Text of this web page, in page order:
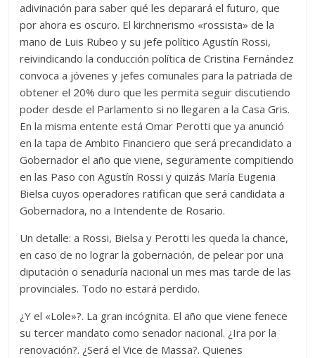
adivinación para saber qué les deparará el futuro, que
por ahora es oscuro. El kirchnerismo «rossista» de la
mano de Luis Rubeo y su jefe político Agustín Rossi,
reivindicando la conducción política de Cristina Fernández
convoca a jóvenes y jefes comunales para la patriada de
obtener el 20% duro que les permita seguir discutiendo
poder desde el Parlamento si no llegaren a la Casa Gris.
En la misma entente está Omar Perotti que ya anunció
en la tapa de Ambito Financiero que será precandidato a
Gobernador el año que viene, seguramente compitiendo
en las Paso con Agustín Rossi y quizás María Eugenia
Bielsa cuyos operadores ratifican que será candidata a
Gobernadora, no a Intendente de Rosario.
Un detalle: a Rossi, Bielsa y Perotti les queda la chance,
en caso de no lograr la gobernación, de pelear por una
diputación o senaduría nacional un mes mas tarde de las
provinciales. Todo no estará perdido.
¿Y el «Lole»?. La gran incógnita. El año que viene fenece
su tercer mandato como senador nacional. ¿Ira por la
renovación?. ¿Será el Vice de Massa?. Quienes